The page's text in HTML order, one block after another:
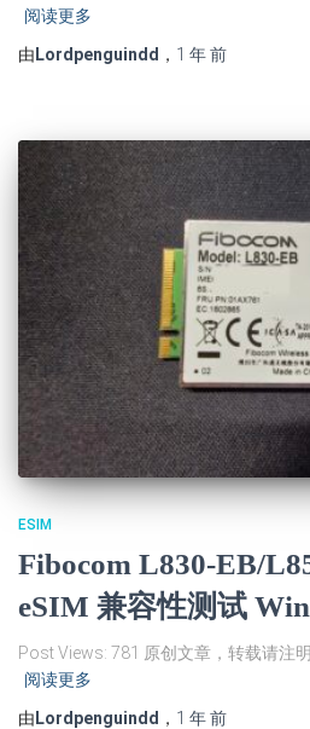
阅读更多
由 Lordpenguindd ， 1 年前
ESIM
Fibocom L830-EB/
eSIM 兼容性测试
Post Views: 781 原创文章，转载请注
阅读更多
由Lordpenguindd ， 1 年前